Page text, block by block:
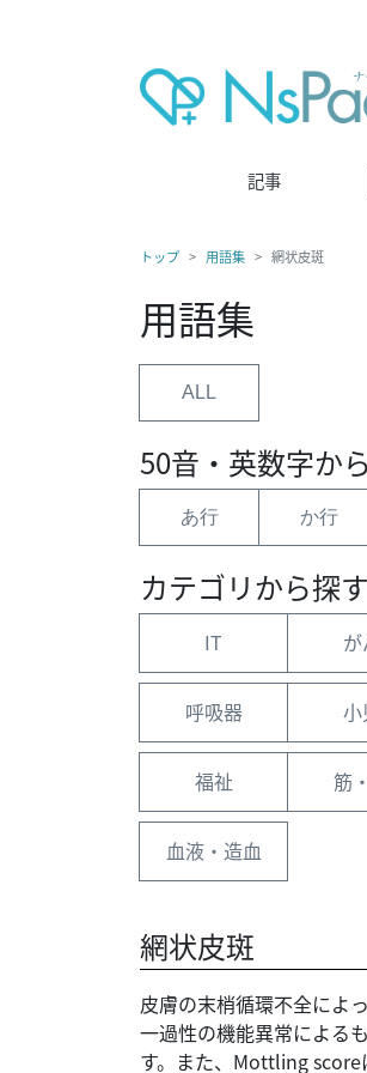
記事
トップ 用語集 網状皮斑
用語集
ALL
50音・英数字か
あ行 か行
カテゴリから探す
IT
呼吸器 小
福祉 筋
血液・造血
網状皮斑
皮膚の末梢循環不全によ
一過性の機能異常による
す。また、Mottling